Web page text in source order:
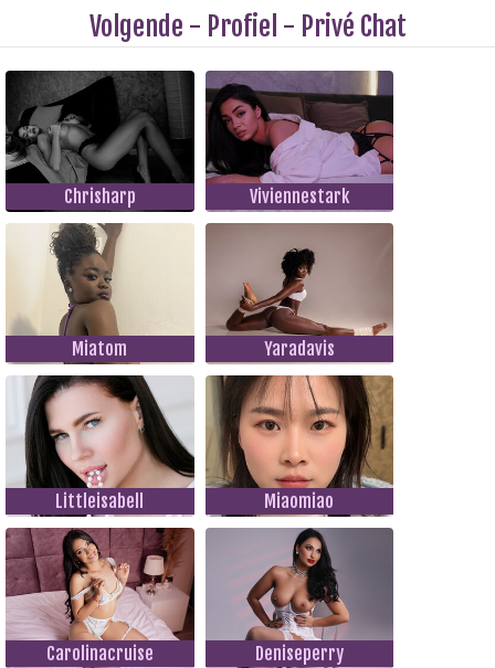
Volgende - Profiel - Privé Chat
Chrisharp Viviennestark
Miatom Yaradavis
Littleisabell Miaomiao
Carolinacruise Deniseperry